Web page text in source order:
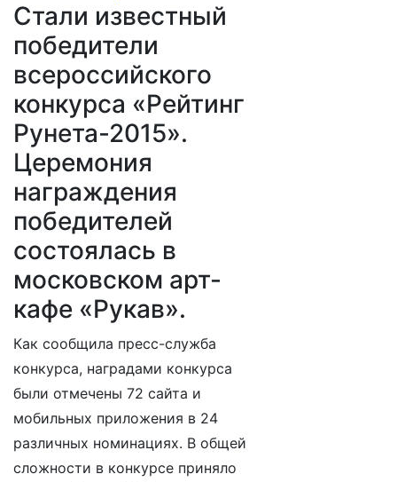
Стали известный
победители
всероссийского
конкурса «Рейтинг
Рунета-2015».
Церемония
награждения
победителей
состоялась в
московском арт-
кафе «Рукав».
Как сообщила пресс-служба
конкурса, наградами конкурса
были отмечены 72 сайта и
мобильных приложения в 24
различных номинациях. В общей
сложности в конкурсе приняло